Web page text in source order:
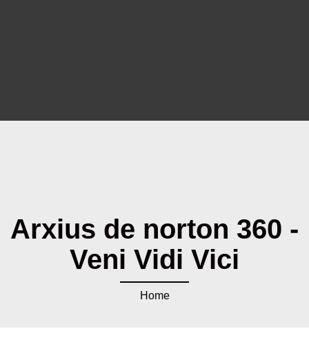
Arxius de norton 360 -
Veni Vidi Vici
Home